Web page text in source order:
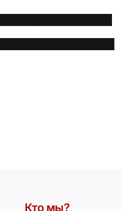
Кто мы?